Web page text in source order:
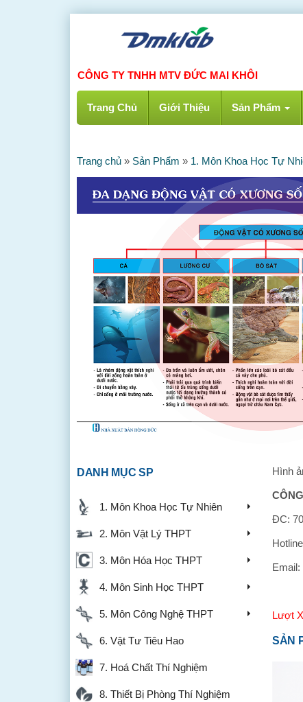
CÔNG TY TNHH MTV ĐỨC MAI KHÔI
Trang Chủ Giới Thiệu Sản Phẩm
Trang chủ » Sản Phẩm » 1. Môn Khoa Học Tự
DANH MỤC SP
1. Môn Khoa Học Tự Nhiên
2. Môn Vật Lý THPT
3. Môn Hóa Học THPT
4. Môn Sinh Học THPT
5. Môn Công Nghệ THPT
6. Vật Tư Tiêu Hao
7. Hoá Chất Thí Nghiệm
8. Thiết Bị Phòng Thí Nghiệm
Hình
ĐC:
Email:
Lượt
SẢN